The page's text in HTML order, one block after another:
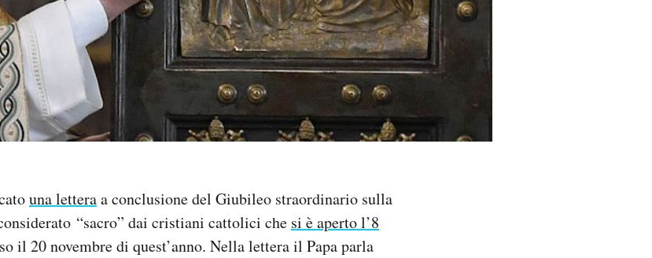
una letteraa conclusione del Giubileo straordinario sulla
“sacro” dai cristiani cattolici che si è aperto l’8
il 20 novembre di quest’anno. Nella lettera il Papa parla